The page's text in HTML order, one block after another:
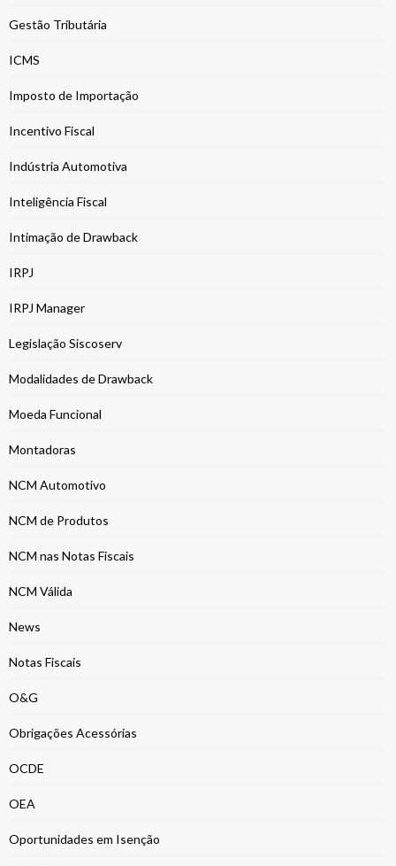
Gestão Tributária
ICMS
Imposto de Importação
Incentivo Fiscal
Indústria Automotiva
Inteligência Fiscal
Intimação de Drawback
IRPJ
IRPJ Manager
Legislação Siscoserv
Modalidades de Drawback
Moeda Funcional
Montadoras
NCM Automotivo
NCM de Produtos
NCM nas Notas Fiscais
NCM Válida
News
Notas Fiscais
O&G
Obrigações Acessórias
OCDE
OEA
Oportunidades em Isenção